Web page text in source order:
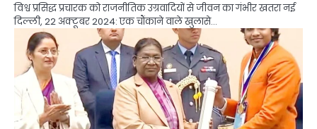
विश्व प्रसिद्ध प्रचारक को राजनीतिक उग्रवादियों से जीवन का गंभीर खतरा नई
दिल्ली, 22 अक्टूबर 2024: एक चौंकाने वाले खुलासे…